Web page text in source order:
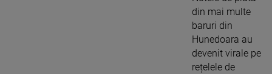
din mai multe
baruri din
Hunedoara au
devenit virale pe
rețelele de